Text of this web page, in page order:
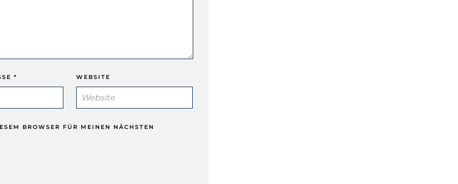
* WEBSITE
BROWSER FÜR MEINEN NÄCHSTEN